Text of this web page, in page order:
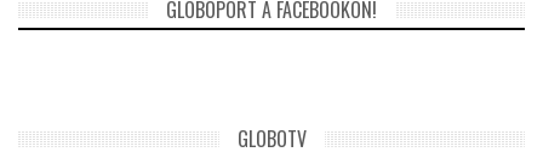
GLOBOPORT A FACEBOOKON!
GLOBOTV